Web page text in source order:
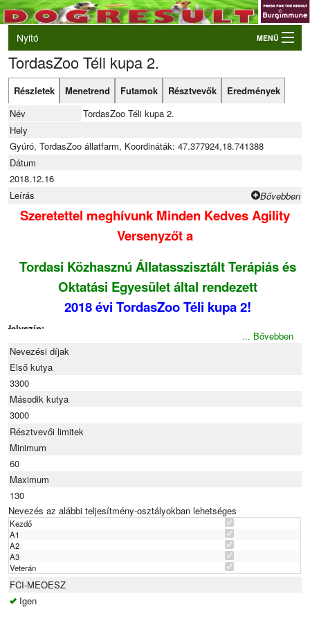
Nyitó MENÜ
Belépés
VB és EO válogatók
Élő eredmények
Rendezvények
Kutyák
Tulajdonosok/Felvezetők
TordasZoo Téli kupa 2.
Részletek Menetrend Futamok Résztvevők
Eredmények
Név
TordasZoo Téli kupa 2.
Hely
Gyúró, TordasZoo állatfarm, Koordináták: 47.377924,18.741388
Dátum
2018.12.16
Leírás
Bővebben
Szeretettel meghívunk Minden Kedves Agility
Versenyzőt a
Tordasi Közhasznú Állatasszisztált Terápiás és
Oktatási Egyesület által rendezett
2018 évi TordasZoo Téli kupa 2!
Helyszín:
Gyúró, az M7-es autópálya 30-as km-nél
Futamok:
2 db Kezdő Jumping
A1, A2, A3, Veterán/Hobby Agility
Időpont és bíró:
2018. december 16.
Bíró:
Nevezési/lemondási és fizetési határidő: 2018.12.10. (Hétfő)
... Bővebben
Nevezési díjak
Első kutya
3300
Második kutya
3000
Résztvevői limitek
Minimum
60
Maximum
130
Nevezés az alábbi teljesítmény-osztályokban lehetséges
Kezdő
A1
A2
A3
Veterán
FCI-MEOESZ
Igen